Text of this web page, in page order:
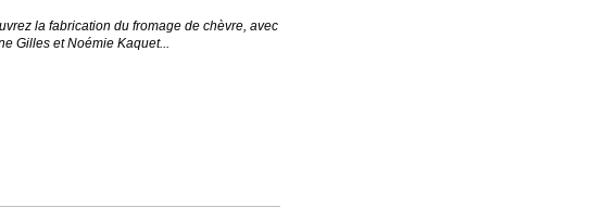
la fabrication du fromage de chèvre, avec
Gilles et Noémie Kaquet...